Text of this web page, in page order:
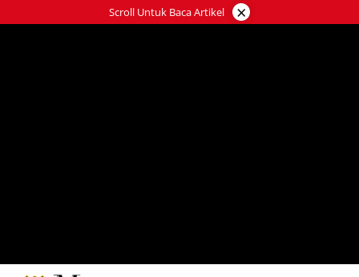
ke
Scroll Untuk Baca Artikel ×